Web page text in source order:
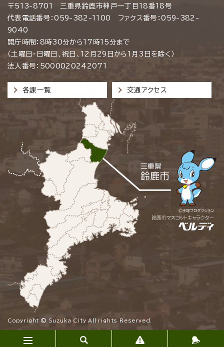
〒513-8701 三重県鈴鹿市神戸一丁目18番18号
代表電話番号：059-382-1100 ファクス番号：059-382-
9040
開庁時間：8時30分から17時15分まで
（土曜日・日曜日、祝日、12月29日から1月3日を除く）
法人番号：5000020242071
各課一覧 交通アクセス
Copyright © Suzuka City All rights Reserved.